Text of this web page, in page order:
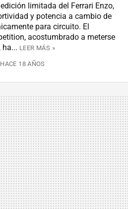
limitada del Ferrari Enzo,
y potencia a cambio de
para circuito. El
acostumbrado a meterse
ha... LEER MÁS »
HACE 18 AÑOS